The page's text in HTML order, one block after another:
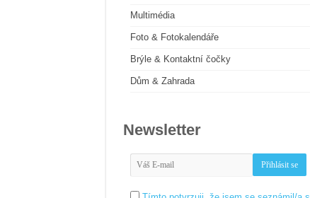
Multimédia
Foto & Fotokalendáře
Brýle & Kontaktní čočky
Dům & Zahrada
Newsletter